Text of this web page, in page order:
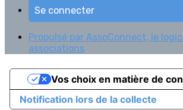
Se connecter
Propulsé par AssoConnect, le
associations
Notification lors de la collecte
Vos choix en matière de